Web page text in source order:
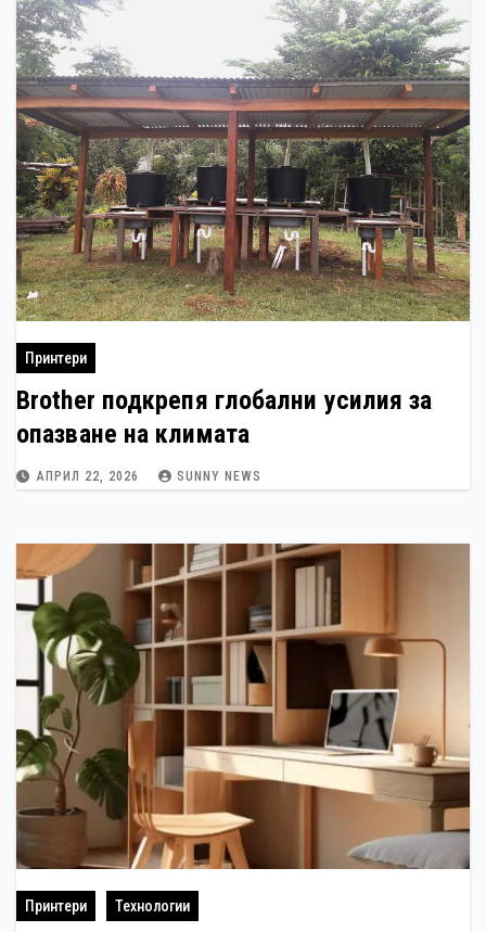
Принтери
Brother подкрепя глобални усилия за
опазване на климата
АПРИЛ 22, 2026 SUNNY NEWS
Принтери Технологии